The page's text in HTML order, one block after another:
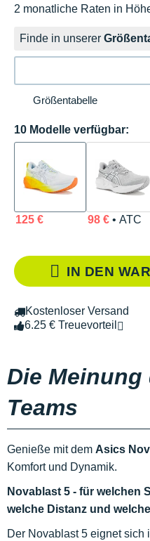
2 monatliche Raten in
Ohne Zusatzkosten
Finde in unserer
Größentabelle
10 Modelle verfügbar:
125 € 98 €• ATC
IN DEN
Kostenloser Versand
6.25 € Treuevorteil
Die Meinung
Teams
Genieße mit dem Asics
Komfort und Dynamik.
Novablast 5 - für welchen
welche Distanz und
Der Novablast 5 eignet sich